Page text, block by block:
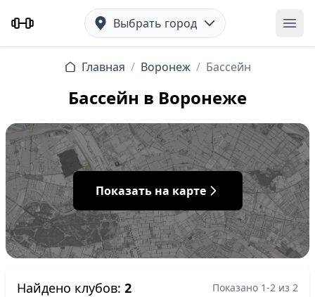
Выбрать город
Главная / Воронеж / Бассейн
Бассейн в Воронеже
Показать на карте
Найдено клубов: 2 Показано 1-2 из 2